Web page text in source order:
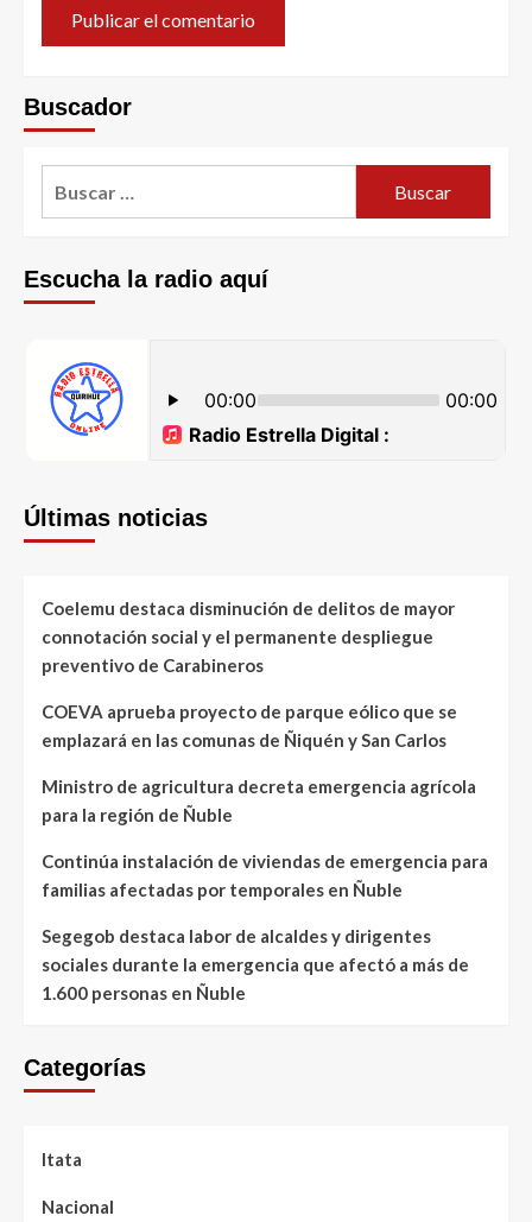
Buscador
Escucha la radio aquí
Últimas noticias
Coelemu destaca disminución de delitos de mayor
connotación social y el permanente despliegue
preventivo de Carabineros
COEVA aprueba proyecto de parque eólico que se
emplazará en las comunas de Ñiquén y San Carlos
Ministro de agricultura decreta emergencia agrícola
para la región de Ñuble
Continúa instalación de viviendas de emergencia para
familias afectadas por temporales en Ñuble
Segegob destaca labor de alcaldes y dirigentes
sociales durante la emergencia que afectó a más de
1.600 personas en Ñuble
Categorías
Itata
Nacional